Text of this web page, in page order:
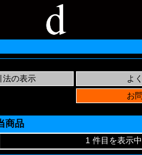
商品
1 件目を表示中